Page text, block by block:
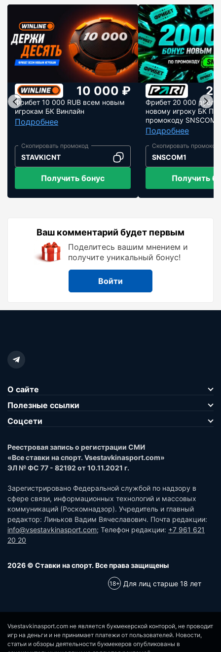
10 000 ₽
Фрибет 10 000 RUB всем новым
игрокам БК Винлайн
Подробнее
STAVKICNT
Получить бонус
Фрибет 20 000
новому игроку БК
промокоду SNSCOM1
Подробнее
SNSCOM1
Получить
Ваш комментарий будет первым
Поделитесь вашим мнением и
получите уникальный бонус!
Войти
О сайте
Полезные ссылки
Соцсети
Реестровая запись о регистрации СМИ
«Все ставки на спорт. Vsestavkinasport.com»
ЭЛ № ФС 77 - 82192 от 10.11.2021 г.
Зарегистрировано Федеральной службой по надзору в
сфере связи, информационных технологий и массовых
коммуникаций (Роскомнадзор). Учредитель и главный
редактор: Линьков Вадим Вячеславович. Почта редакции:
info@vsestavkinasport.com; Телефон редакции: +7 961 621
20 20
2026 © Ставки на спорт. Все права защищены
Для лиц старше 18 лет
Vsestavkinasport.com не является букмекерской конторой, не проводит
игр на деньги и не принимает платежи от пользователей. Новости,
статьи и обзоры деятельности букмекеров опубликованы в